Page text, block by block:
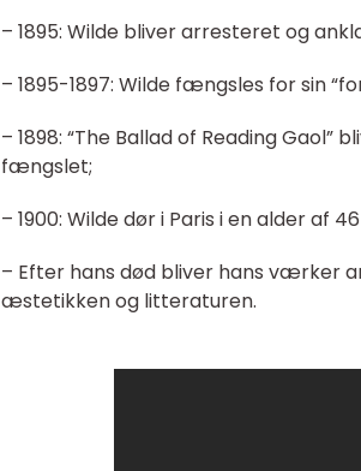
– 1895: Wilde bliver arresteret og
– 1895-1897: Wilde fængsles for sin
– 1898: “The Ballad of Reading
fængslet;
– 1900: Wilde dør i Paris i en alder af
– Efter hans død bliver hans værker
æstetikken og litteraturen.